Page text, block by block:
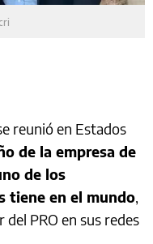
reunió en Estados
de la empresa de
de los
tiene en el mundo,
PRO en sus redes